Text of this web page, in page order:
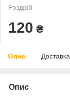
Роздріб
120 ₴
Опис Доставка
Опис